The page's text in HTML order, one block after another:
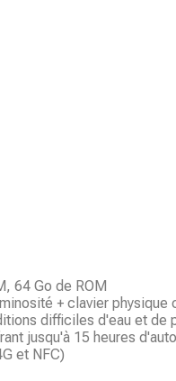
64 Go de ROM
+ clavier physique
difficiles d'eau et de
jusqu'à 15 heures
et NFC)